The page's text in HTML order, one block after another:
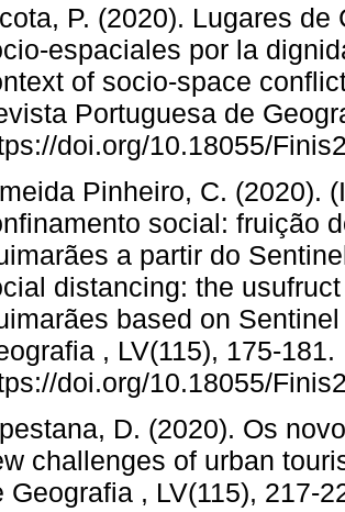
P. (2020). Lugares
espaciales por la
of socio-space
Portuguesa de
doi.org/10.18055/
Pinheiro, C. (2020).
social: fruição
a partir do
distancing: the
based on
, LV(115), 175-181.
doi.org/10.18055/
D. (2020). Os
challenges of urban
Geografia , LV(115), 217-